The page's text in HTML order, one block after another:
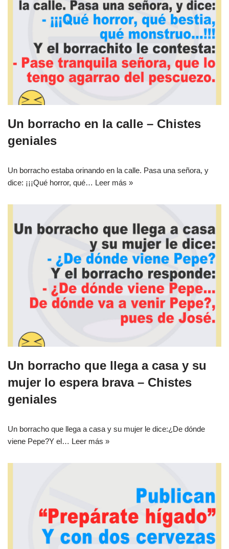
Un borracho en la calle – Chistes
geniales
Un borracho estaba orinando en la calle. Pasa una señora, y
dice: ¡¡¡Qué horror, qué… Leer más »
Un borracho que llega a casa y su
mujer lo espera brava – Chistes
geniales
Un borracho que llega a casa y su mujer le dice:¿De dónde
viene Pepe?Y el… Leer más »